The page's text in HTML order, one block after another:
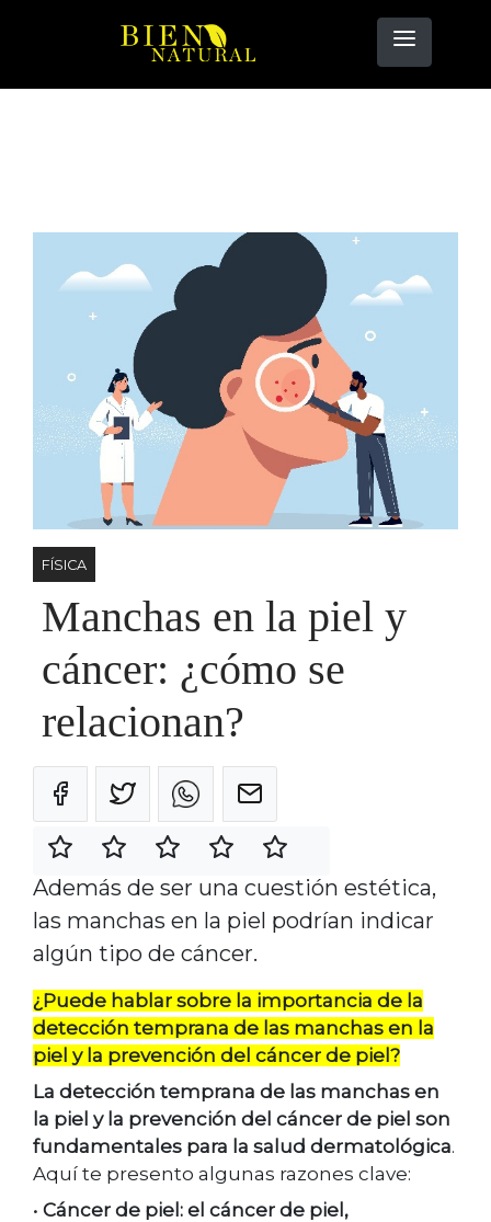
FÍSICA
Manchas en la piel y
cáncer: ¿cómo se
relacionan?
Además de ser una cuestión estética,
las manchas en la piel podrían indicar
algún tipo de cáncer.
¿Puede hablar sobre la importancia de la
detección temprana de las manchas en la
piel y la prevención del cáncer de piel?
La detección temprana de las manchas en
la piel y la prevención del cáncer de piel son
fundamentales para la salud dermatológica.
Aquí te presento algunas razones clave:
• Cáncer de piel: el cáncer de piel,